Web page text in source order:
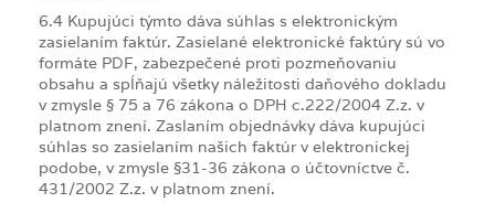
6.4 Kupujúci týmto dáva súhlas s elektronickým
zasielaním faktúr. Zasielané elektronické faktúry sú vo
formáte PDF, zabezpečené proti pozmeňovaniu
obsahu a spĺňajú všetky náležitosti daňového dokladu
v zmysle § 75 a 76 zákona o DPH c.222/2004 Z.z. v
platnom znení. Zaslaním objednávky dáva kupujúci
súhlas so zasielaním našich faktúr v elektronickej
podobe, v zmysle §31-36 zákona o účtovníctve č.
431/2002 Z.z. v platnom znení.